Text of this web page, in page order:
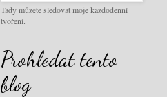
Tady můžete sledovat moje každodenní
tvoření.
Prohledat tento
blog